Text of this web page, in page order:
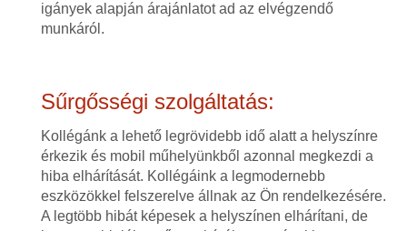
igányek alapján árajánlatot ad az elvégzendő
munkáról.
Sűrgősségi szolgáltatás:
Kollégánk a lehető legrövidebb idő alatt a helyszínre
érkezik és mobil műhelyünkből azonnal megkezdi a
hiba elhárítását. Kollégáink a legmodernebb
eszközökkel felszerelve állnak az Ön rendelkezésére.
A legtöbb hibát képesek a helyszínen elhárítani, de